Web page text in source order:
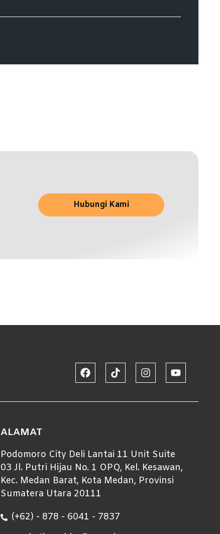
Hubungi Kami
ALAMAT
Podomoro City Deli Lantai 11 Unit Suite
03 Jl. Putri Hijau No. 1 OPQ, Kel. Kesawan,
Kec. Medan Barat, Kota Medan, Provinsi
Sumatera Utara 20111
(+62) - 878 - 6041 - 7837